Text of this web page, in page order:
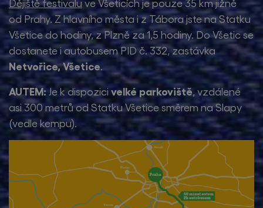
Dějiště festivaluve Všeticích je pouze 35 km jižně
od Prahy. Z hlavního města i z Tábora jste na Statku
Všetice do hodiny, z Plzně za 1,5 hodiny. Do Všetic se
dostanete i autobusem PID č. 332, zastávka
Netvořice, Všetice.
AUTEM:Je k dispozicivelké parkoviště, vzdálené
asi 300 metrů od Statku Všetice směrem na Slapy
(vedle kempu).